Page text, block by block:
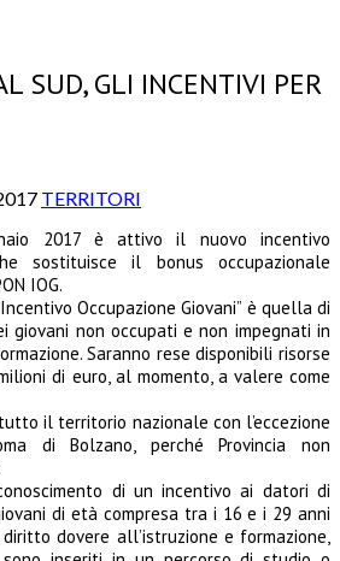
SUD, GLI INCENTIVI PER
TERRITORI
2017 è attivo il nuovo incentivo
sostituisce il bonus occupazionale
IOG.
Occupazione Giovani” è quella di
giovani non occupati e non impegnati in
Saranno rese disponibili risorse
di euro, al momento, a valere come
il territorio nazionale con l’eccezione
di Bolzano, perché Provincia non
di un incentivo ai datori di
di età compresa tra i 16 e i 29 anni
dovere all’istruzione e formazione,